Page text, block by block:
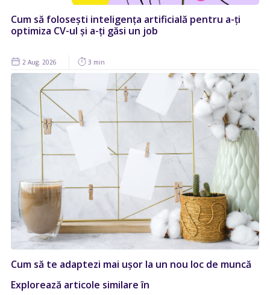
Cum să folosești inteligența artificială pentru a-ți
optimiza CV-ul și a-ți găsi un job
2 Aug. 2026 3 min
Cum să te adaptezi mai ușor la un nou loc de muncă
Explorează articole similare în